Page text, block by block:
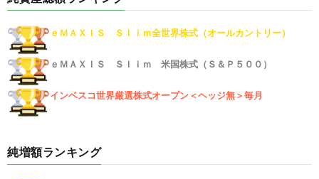
ｅＭＡＸＩＳ Ｓｌｉｍ全世界株式（オールカントリー）
ｅＭＡＸＩＳ Ｓｌｉｍ 米国株式（Ｓ＆Ｐ５００）
インベスコ世界厳選株式オープン＜ヘッジ無＞毎月
純増額ランキング